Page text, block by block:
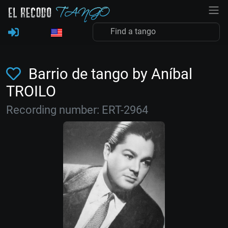
Barrio de tango by Aníbal
TROILO
Recording number: ERT-2964